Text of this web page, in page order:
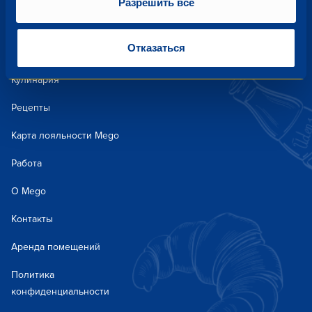
Отказаться
Акции и предложения
Кулинария
Рецепты
Карта лояльности Mego
Работа
О Mego
Контакты
Аренда помещений
Политика
конфиденциальности